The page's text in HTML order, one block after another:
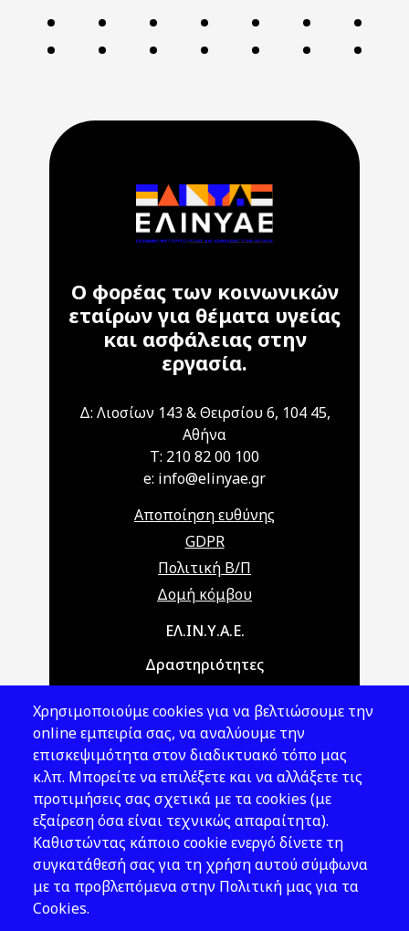
Ο φορέας των κοινωνικών
εταίρων για θέματα υγείας
και ασφάλειας στην
εργασία.
Δ: Λιοσίων 143 & Θειρσίου 6, 104 45,
Αθήνα
T: 210 82 00 100
e: info@elinyae.gr
Αποποίηση ευθύνης
GDPR
Πολιτική Β/Π
Δομή κόμβου
Main navigationΕΛ.ΙΝ.Υ.Α.Ε.
Δραστηριότητες
Νομοθεσία
Εκδόσεις
Νέα - Εκδηλώσεις
Ακολουθήστε μας
Χρησιμοποιούμε cookies για να βελτιώσουμε την
online εμπειρία σας, να αναλύουμε την
επισκεψιμότητα στον διαδικτυακό τόπο μας
κ.λπ. Μπορείτε να επιλέξετε και να αλλάξετε τις
προτιμήσεις σας σχετικά με τα cookies (με
εξαίρεση όσα είναι τεχνικώς απαραίτητα).
Καθιστώντας κάποιο cookie ενεργό δίνετε τη
συγκατάθεσή σας για τη χρήση αυτού σύμφωνα
με τα προβλεπόμενα στην Πολιτική μας για τα
Cookies.